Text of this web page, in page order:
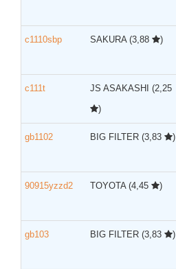
c1110sbp SAKURA (3,88 )
c111t JS ASAKASHI (2,25
)
gb1102 BIG FILTER (3,83 )
90915yzzd2 TOYOTA (4,45 )
gb103 BIG FILTER (3,83 )